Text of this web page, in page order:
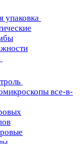
упаковка
все-в-